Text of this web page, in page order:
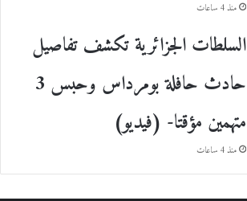
منذ 4 ساعات
السلطات الجزائرية تكشف تفاصيل
حادث حافلة بومرداس وحبس 3
متهمين مؤقتا- (فيديو)
منذ 4 ساعات